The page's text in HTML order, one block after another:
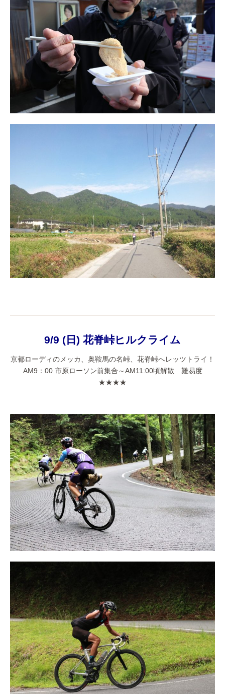
9/9 (日) 花脊峠ヒルクライム
京都ローディのメッカ、奥鞍馬の名峠、花脊峠へレッツトライ！
AM9：00 市原ローソン前集合～AM11:00頃解散 難易度
★★★★